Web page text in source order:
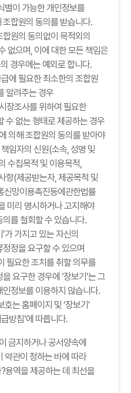
별이 가능한 개인정보를
합원의 동의를 받습니다.
원의 동의없이 목적외의
없으며, 이에 대한 모든 책임은
경우에는 예외로 합니다.
에 필요한 최소한의 조합원
알려주는 경우
장조사를 위하여 필요한
수 없는 형태로 제공하는 경우
의해 조합원의 동의를 받아야
임자의 신원(소속, 성명 및
수집목적 및 이용목적,
항(제공받는자, 제공목적 및
신망이용촉진등에관한법률
미리 명시하거나 고지해야
를 철회할 수 있습니다.
가 가지고 있는 자신의
정을 요구할 수 있으며
필요한 조치를 취할 의무를
요구한 경우에 ‘장보기’는 그
정보를 이용하지 않습니다.
는 홈페이지 및 ‘장보기’
방침’에 따릅니다.
금지하거나 공서양속에
약관이 정하는 바에 따라
용역을 제공하는 데 최선을